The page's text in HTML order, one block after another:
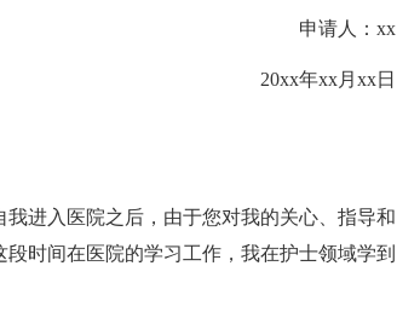
申请人：xx
20xx年xx月xx日
进入医院之后，由于您对我的关心、指导和
时间在医院的学习工作，我在护士领域学到